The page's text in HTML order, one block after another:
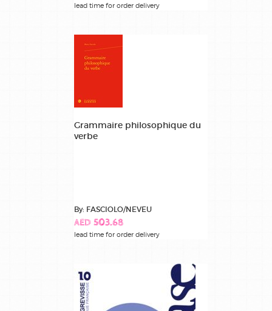
lead time for order delivery
Grammaire philosophique du
verbe
By: FASCIOLO/NEVEU
AED 503.68
lead time for order delivery